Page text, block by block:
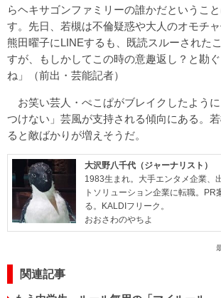
らヘキサゴンファミリーの誰かだというこ
す。先日、若槻は不倫疑惑や大人のオモチ
熊田曜子にLINEするも、既読スルーされた
すが、もしかしてこの時の意趣返し？と勘
ね」（前出・芸能記者）
お笑い芸人・ぺこぱがブレイクしたよう
つけない」芸風が支持される傾向にある。
ると敵ばかりが増えそうだ。
大沢野八千代（ジャーナリスト）
1983生まれ。大手エンタメ企業、
トソリューション企業に転職。PR
る。KALDIフリーク。
おおさわのやちよ
関連記事